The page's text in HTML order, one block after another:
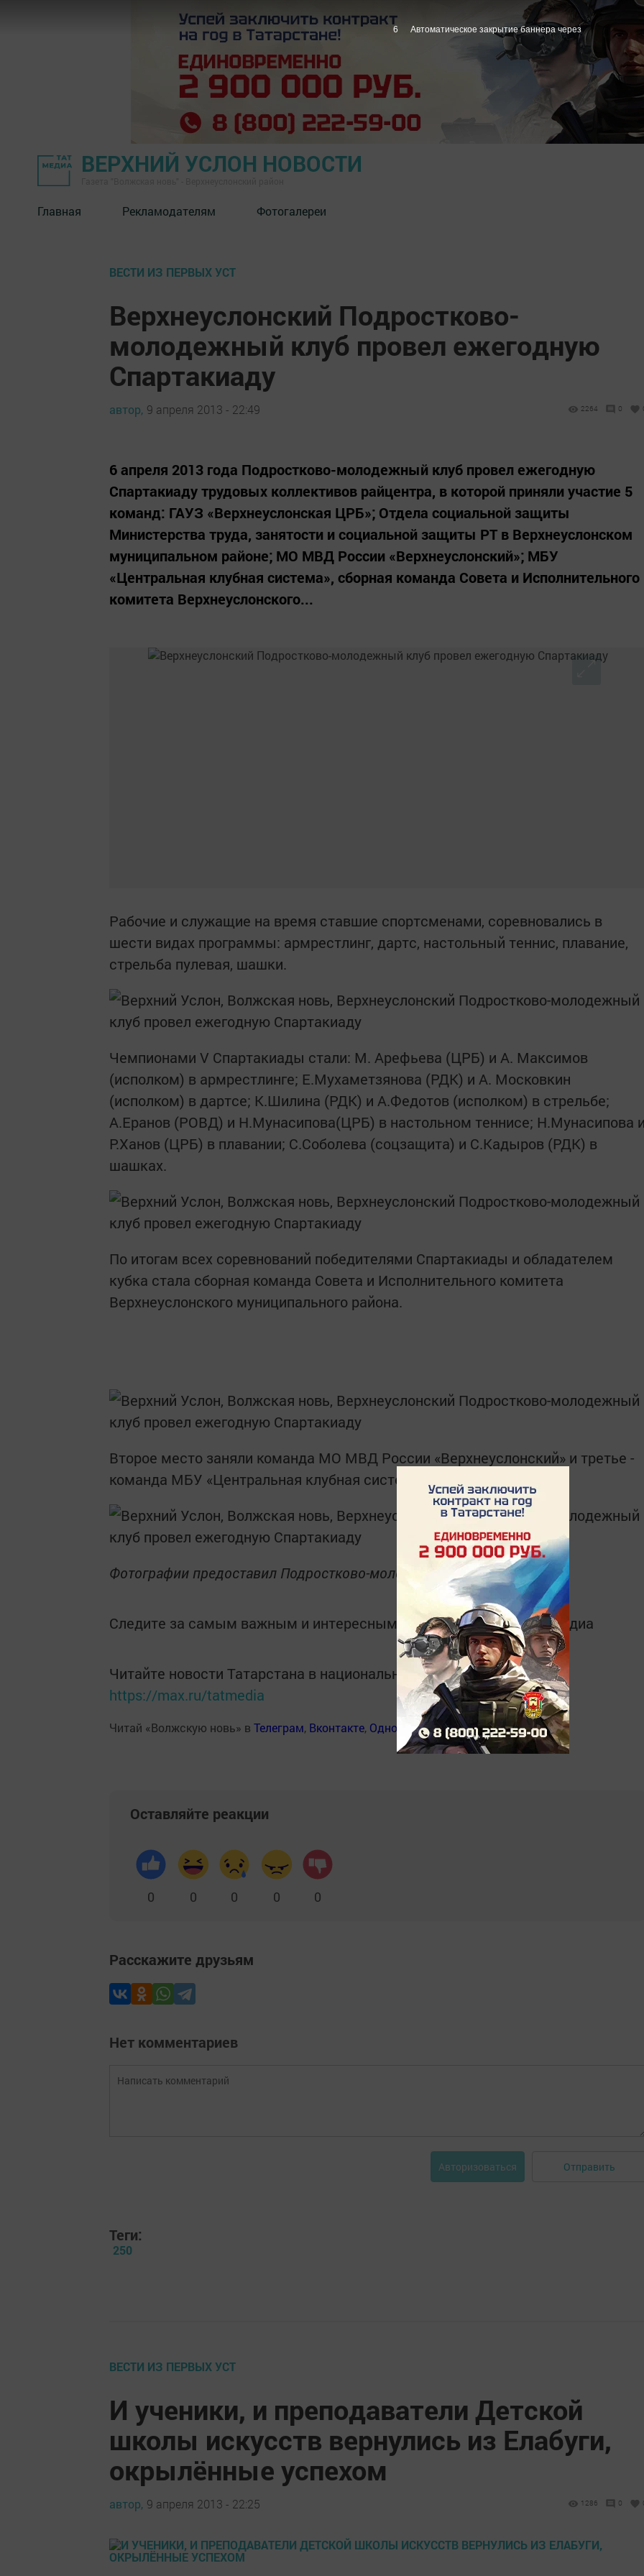
ВЕРХНИЙ УСЛОН НОВОСТИ
Главная Рекламодателям Фотогалереи
ВЕСТИ ИЗ ПЕРВЫХ УСТ
Верхнеуслонский Подростково-
молодежный клуб провел ежегодную
Спартакиаду
автор, 9 апреля 2013 - 22:49 2264 0
6 апреля 2013 года Подростково-молодежный клуб провел ежегодную
Спартакиаду трудовых коллективов райцентра, в которой приняли участие 5
команд: ГАУЗ «Верхнеуслонская ЦРБ»; Отдела социальной защиты
Министерства труда, занятости и социальной защиты РТ в Верхнеуслонском
муниципальном районе; МО МВД России «Верхнеуслонский»; МБУ
«Центральная клубная система», сборная команда Совета и Исполнительного
комитета Верхнеуслонского...
Рабочие и служащие на время ставшие спортсменами, соревновались в
шести видах программы: армрестлинг, дартс, настольный теннис, плавание,
стрельба пулевая, шашки.
Чемпионами V Спартакиады стали: М. Арефьева (ЦРБ) и А. Максимов
(исполком) в армрестлинге; Е.Мухаметзянова (РДК) и А. Московкин
(исполком) в дартсе; К.Шилина (РДК) и А.Федотов (исполком) в стрельбе;
А.Еранов (РОВД) и Н.Мунасипова(ЦРБ) в настольном теннисе; Н.Мунасипова
Р.Ханов (ЦРБ) в плавании; С.Соболева (соцзащита) и С.Кадыров (РДК) в
шашках.
По итогам всех соревнований победителями Спартакиады и обладателем
кубка стала сборная команда Совета и Исполнительного комитета
Верхнеуслонского муниципального района.
Второе место заняли команда МО МВД России «Верхнеуслонский» и третье -
команда МБУ «Центральная клубная система».
Фотографии предоставил Подростково-молодежный клуб
Следите за самым важным и интересным в Telegram-каналеТатмедиа
Читайте новости Татарстана в национальном мессенджере MАХ:
https://max.ru/tatmedia
Читай «Волжскую новь» в Телеграм, Вконтакте, Одноклассники,Дзен
Оставляйте реакции
0 0 0 0 0
Расскажите друзьям
Нет комментариев
Авторизоваться Отправить
Теги:
250
ВЕСТИ ИЗ ПЕРВЫХ УСТ
И ученики, и преподаватели Детской
школы искусств вернулись из Елабуги,
окрылённые успехом
автор, 9 апреля 2013 - 22:25 1286 0
5 Автоматическое закрытие баннера через